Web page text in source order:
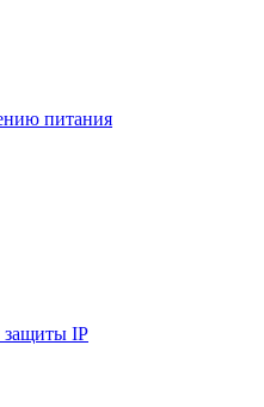
питания
защиты IP